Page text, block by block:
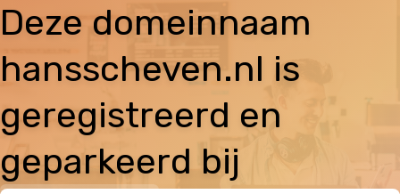
Deze domeinnaam
hansscheven.nl is
geregistreerd en
geparkeerd bij